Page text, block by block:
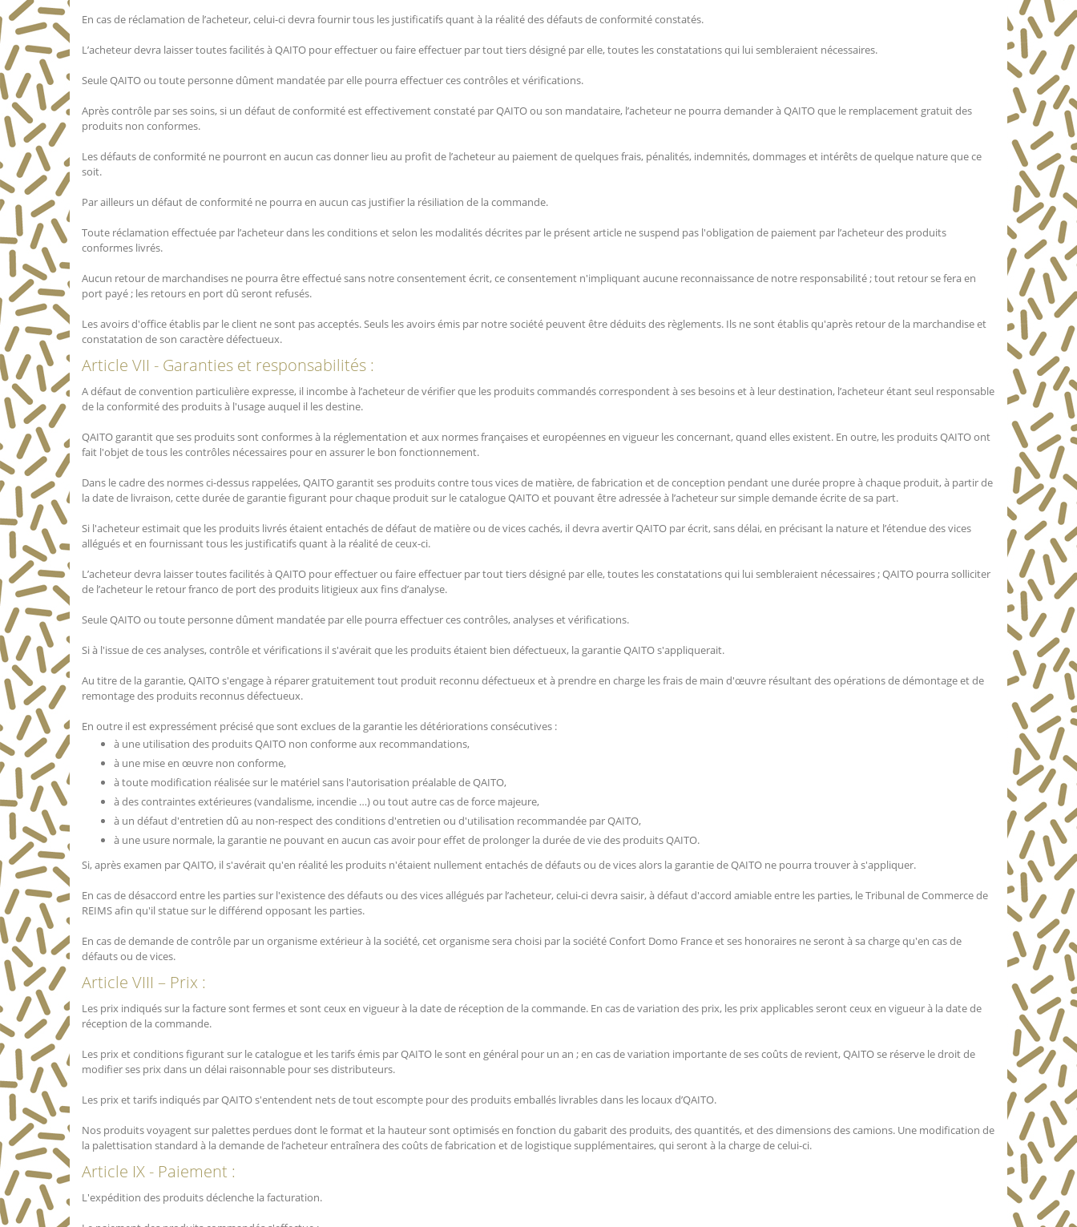
En cas de réclamation de l’acheteur, celui-ci devra fournir tous les justificatifs quant à la réalité des défauts de conformité constatés.
L’acheteur devra laisser toutes facilités à QAITO pour effectuer ou faire effectuer par tout tiers désigné par elle, toutes les constatations qui lui sembleraient nécessaires.
Seule QAITO ou toute personne dûment mandatée par elle pourra effectuer ces contrôles et vérifications.
Après contrôle par ses soins, si un défaut de conformité est effectivement constaté par QAITO ou son mandataire, l’acheteur ne pourra demander à QAITO que le remplacement gratuit des
produits non conformes.
Les défauts de conformité ne pourront en aucun cas donner lieu au profit de l’acheteur au paiement de quelques frais, pénalités, indemnités, dommages et intérêts de quelque nature que ce
soit.
Par ailleurs un défaut de conformité ne pourra en aucun cas justifier la résiliation de la commande.
Toute réclamation effectuée par l’acheteur dans les conditions et selon les modalités décrites par le présent article ne suspend pas l'obligation de paiement par l’acheteur des produits
conformes livrés.
Aucun retour de marchandises ne pourra être effectué sans notre consentement écrit, ce consentement n'impliquant aucune reconnaissance de notre responsabilité ; tout retour se fera en
port payé ; les retours en port dû seront refusés.
Les avoirs d'office établis par le client ne sont pas acceptés. Seuls les avoirs émis par notre société peuvent être déduits des règlements. Ils ne sont établis qu'après retour de la marchandise et
constatation de son caractère défectueux.
Article VII - Garanties et responsabilités :
A défaut de convention particulière expresse, il incombe à l’acheteur de vérifier que les produits commandés correspondent à ses besoins et à leur destination, l’acheteur étant seul responsable
de la conformité des produits à l'usage auquel il les destine.
QAITO garantit que ses produits sont conformes à la réglementation et aux normes françaises et européennes en vigueur les concernant, quand elles existent. En outre, les produits QAITO ont
fait l'objet de tous les contrôles nécessaires pour en assurer le bon fonctionnement.
Dans le cadre des normes ci-dessus rappelées, QAITO garantit ses produits contre tous vices de matière, de fabrication et de conception pendant une durée propre à chaque produit, à partir de
la date de livraison, cette durée de garantie figurant pour chaque produit sur le catalogue QAITO et pouvant être adressée à l’acheteur sur simple demande écrite de sa part.
Si l'acheteur estimait que les produits livrés étaient entachés de défaut de matière ou de vices cachés, il devra avertir QAITO par écrit, sans délai, en précisant la nature et l’étendue des vices
allégués et en fournissant tous les justificatifs quant à la réalité de ceux-ci.
L’acheteur devra laisser toutes facilités à QAITO pour effectuer ou faire effectuer par tout tiers désigné par elle, toutes les constatations qui lui sembleraient nécessaires ; QAITO pourra solliciter
de l’acheteur le retour franco de port des produits litigieux aux fins d’analyse.
Seule QAITO ou toute personne dûment mandatée par elle pourra effectuer ces contrôles, analyses et vérifications.
Si à l'issue de ces analyses, contrôle et vérifications il s'avérait que les produits étaient bien défectueux, la garantie QAITO s'appliquerait.
Au titre de la garantie, QAITO s'engage à réparer gratuitement tout produit reconnu défectueux et à prendre en charge les frais de main d'œuvre résultant des opérations de démontage et de
remontage des produits reconnus défectueux.
En outre il est expressément précisé que sont exclues de la garantie les détériorations consécutives :
à une utilisation des produits QAITO non conforme aux recommandations,
à une mise en œuvre non conforme,
à toute modification réalisée sur le matériel sans l'autorisation préalable de QAITO,
à des contraintes extérieures (vandalisme, incendie …) ou tout autre cas de force majeure,
à un défaut d'entretien dû au non-respect des conditions d'entretien ou d'utilisation recommandée par QAITO,
à une usure normale, la garantie ne pouvant en aucun cas avoir pour effet de prolonger la durée de vie des produits QAITO.
Si, après examen par QAITO, il s'avérait qu'en réalité les produits n'étaient nullement entachés de défauts ou de vices alors la garantie de QAITO ne pourra trouver à s'appliquer.
En cas de désaccord entre les parties sur l'existence des défauts ou des vices allégués par l’acheteur, celui-ci devra saisir, à défaut d'accord amiable entre les parties, le Tribunal de Commerce de
REIMS afin qu'il statue sur le différend opposant les parties.
En cas de demande de contrôle par un organisme extérieur à la société, cet organisme sera choisi par la société Confort Domo France et ses honoraires ne seront à sa charge qu'en cas de
défauts ou de vices.
Article VIII – Prix :
Les prix indiqués sur la facture sont fermes et sont ceux en vigueur à la date de réception de la commande. En cas de variation des prix, les prix applicables seront ceux en vigueur à la date de
réception de la commande.
Les prix et conditions figurant sur le catalogue et les tarifs émis par QAITO le sont en général pour un an ; en cas de variation importante de ses coûts de revient, QAITO se réserve le droit de
modifier ses prix dans un délai raisonnable pour ses distributeurs.
Les prix et tarifs indiqués par QAITO s'entendent nets de tout escompte pour des produits emballés livrables dans les locaux d’QAITO.
Nos produits voyagent sur palettes perdues dont le format et la hauteur sont optimisés en fonction du gabarit des produits, des quantités, et des dimensions des camions. Une modification de
la palettisation standard à la demande de l’acheteur entraînera des coûts de fabrication et de logistique supplémentaires, qui seront à la charge de celui-ci.
Article IX - Paiement :
L'expédition des produits déclenche la facturation.